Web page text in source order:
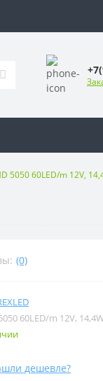
5050 60LED/m 12V,
(0)
60LED/m 12V,
дешевле?